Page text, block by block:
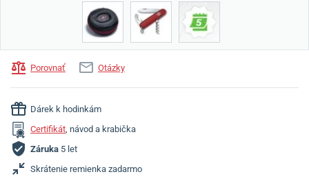
Porovnať Otázky
Dárek k hodinkám
Certifikát, návod a krabička
Záruka 5 let
Skrátenie remienka zadarmo